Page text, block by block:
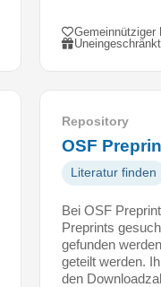
Gemeinnütziger
Repository
OSF
Literatur finden
Bei OSF
Preprints
gefunden
geteilt werden.
den